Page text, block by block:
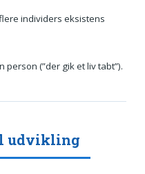
individers eksistens
person (”der gik et liv tabt”).
udvikling